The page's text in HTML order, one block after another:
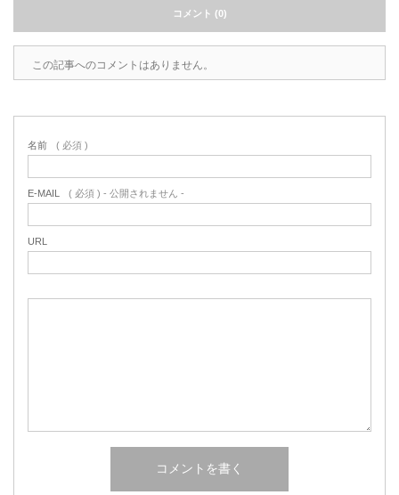
コメント (0)
この記事へのコメントはありません。
名前 ( 必須 )
E-MAIL ( 必須 ) - 公開されません -
URL